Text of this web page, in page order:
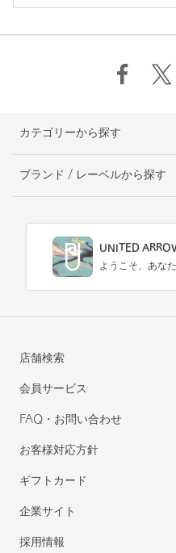
カテゴリーから探す
ブランド / レーベルから探す
UNITED
ようこそ、あな
店舗検索
会員サービス
FAQ・お問い合わせ
お客様対応方針
ギフトカード
企業サイト
採用情報